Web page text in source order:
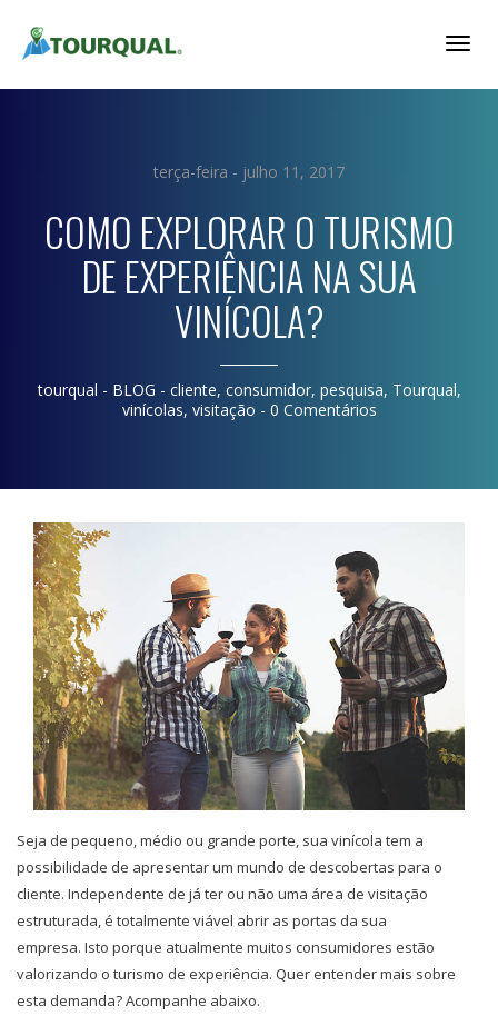
terça-feira - julho 11, 2017
COMO EXPLORAR O TURISMO
DE EXPERIÊNCIA NA SUA
VINÍCOLA?
tourqual - BLOG - cliente, consumidor, pesquisa, Tourqual,
vinícolas, visitação - 0 Comentários
Seja de pequeno, médio ou grande porte, sua vinícola tem a
possibilidade de apresentar um mundo de descobertas para o
cliente. Independente de já ter ou não uma área de visitação
estruturada, é totalmente viável abrir as portas da sua
empresa. Isto porque atualmente muitos consumidores estão
valorizando o turismo de experiência. Quer entender mais sobre
esta demanda? Acompanhe abaixo.